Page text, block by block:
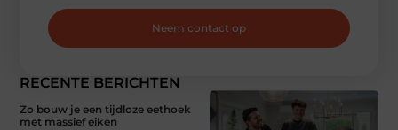
RECENTE BERICHTEN
Zo bouw je een tijdloze eethoek
met massief eiken
Neem contact op